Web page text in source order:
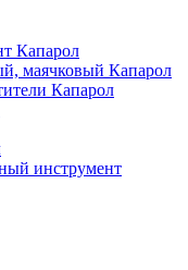
Капарол
маячковый Капарол
Капарол
инструмент